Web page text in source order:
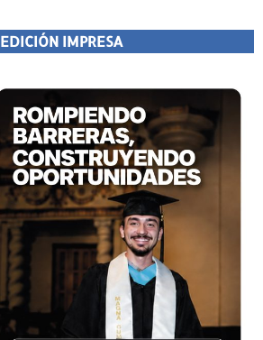
EDICIÓN IMPRESA